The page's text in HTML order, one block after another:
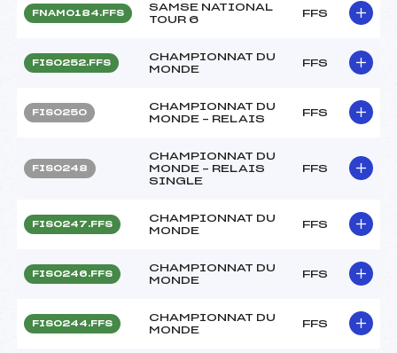
FNAM0184.FFS
SAMSE NATIONAL
TOUR 6
FFS
FIS0252.FFS
CHAMPIONNAT DU
MONDE
FFS
FIS0250
CHAMPIONNAT DU
MONDE – RELAIS
FFS
FIS0248
CHAMPIONNAT DU
MONDE – RELAIS
SINGLE
FFS
FIS0247.FFS
CHAMPIONNAT DU
MONDE
FFS
FIS0246.FFS
CHAMPIONNAT DU
MONDE
FFS
FIS0244.FFS
CHAMPIONNAT DU
MONDE
FFS